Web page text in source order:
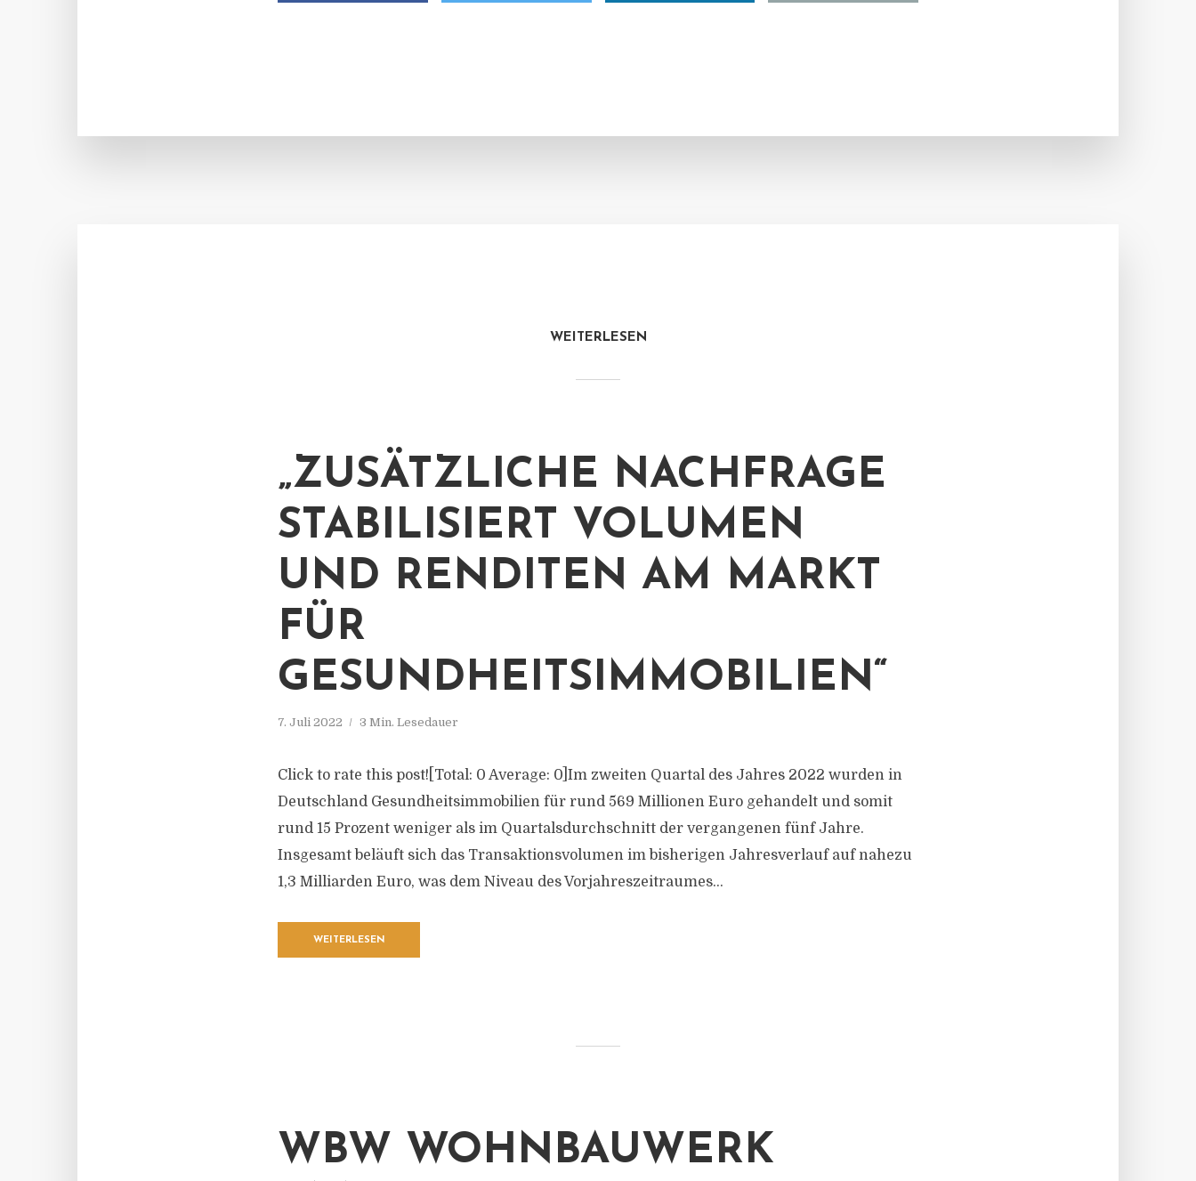
WEITERLESEN
„ZUSÄTZLICHE NACHFRAGE
STABILISIERT VOLUMEN
UND RENDITEN AM MARKT
FÜR
GESUNDHEITSIMMOBILIEN“
7. Juli 2022 3 Min. Lesedauer
Click to rate this post![Total: 0 Average: 0]Im zweiten Quartal des Jahres 2022 wurden in
Deutschland Gesundheitsimmobilien für rund 569 Millionen Euro gehandelt und somit
rund 15 Prozent weniger als im Quartalsdurchschnitt der vergangenen fünf Jahre.
Insgesamt beläuft sich das Transaktionsvolumen im bisherigen Jahresverlauf auf nahezu
1,3 Milliarden Euro, was dem Niveau des Vorjahreszeitraumes...
WEITERLESEN
WBW WOHNBAUWERK